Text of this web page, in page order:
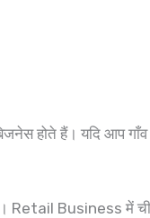
होते हैं। यदि आप
है। Retail Business में